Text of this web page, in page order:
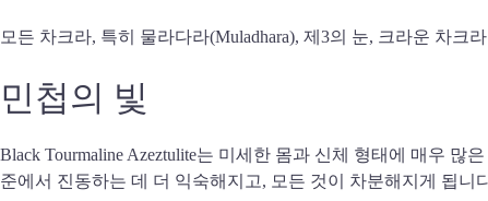
모든 차크라, 특히 물라다라(Muladhara), 제3의 눈, 크라운 차크라
민첩의 빛
Black Tourmaline Azeztulite는 미세한 몸과 신체 형태에 매우
준에서 진동하는 데 더 익숙해지고, 모든 것이 차분해지게 됩니